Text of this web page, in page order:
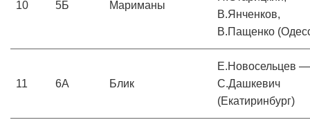
10 5Б Мариманы
В.Янченков,
В.Пащенко
11 6А Блик
Е.Новосельцев —
С.Дашкевич
(Екатиринбург)